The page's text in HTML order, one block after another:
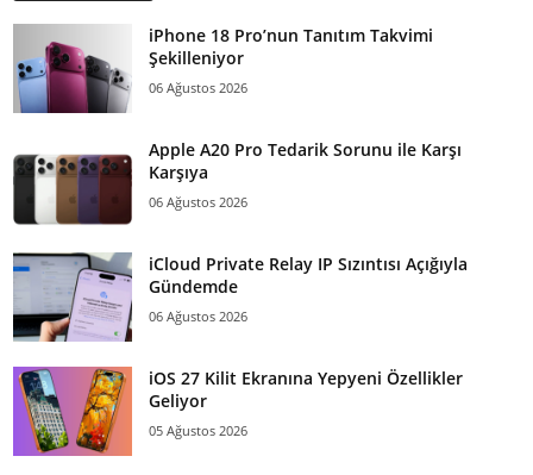
iPhone 18 Pro’nun Tanıtım Takvimi
Şekilleniyor
06 Ağustos 2026
Apple A20 Pro Tedarik Sorunu ile Karşı
Karşıya
06 Ağustos 2026
iCloud Private Relay IP Sızıntısı Açığıyla
Gündemde
06 Ağustos 2026
iOS 27 Kilit Ekranına Yepyeni Özellikler
Geliyor
05 Ağustos 2026